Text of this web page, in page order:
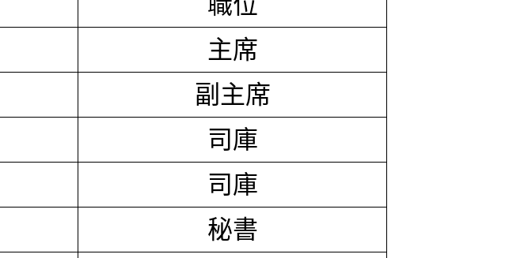
主席
副主席
司庫
司庫
秘書